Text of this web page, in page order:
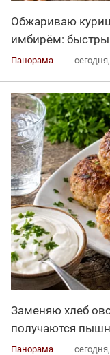
Обжариваю
имбирём:
Панорама
Заменяю хлеб
получаются
Панорама